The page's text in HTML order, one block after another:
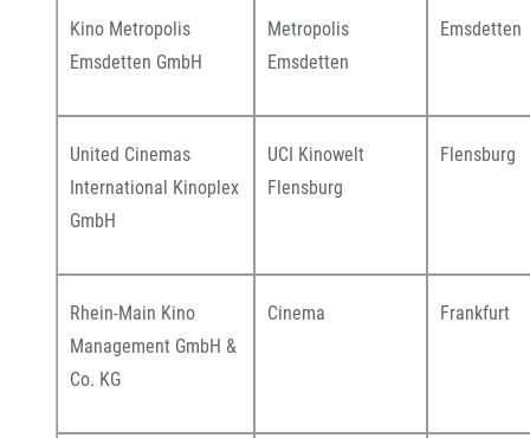
Kino Metropolis
Emsdetten GmbH
Metropolis
Emsdetten
Emsdetten
United Cinemas
International Kinoplex
GmbH
UCI Kinowelt
Flensburg
Flensburg
Rhein-Main Kino
Management GmbH &
Co. KG
Cinema Frankfurt